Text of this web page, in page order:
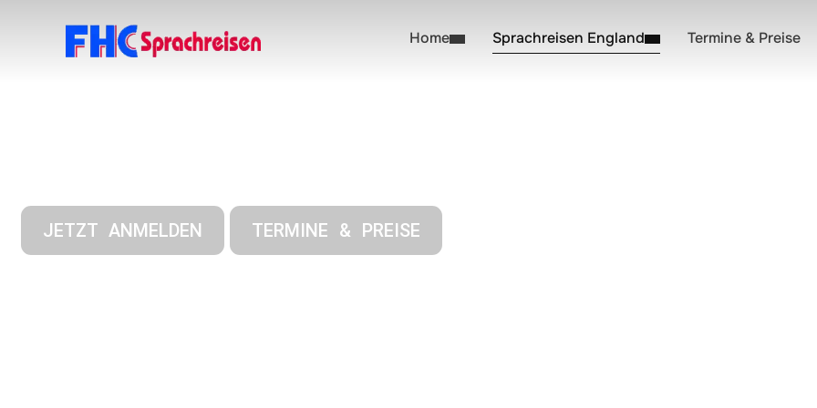
Home Sprachreisen England Termine & Preise
JETZT ANMELDEN TERMINE & PREISE